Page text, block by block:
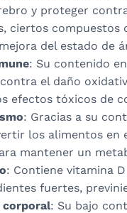
y proteger
ciertos
del estado de
: Su contenido
el daño
efectos tóxicos de
: Gracias a su
los alimentos en
mantener un
: Contiene vitamina
fuertes,
corporal: Su bajo